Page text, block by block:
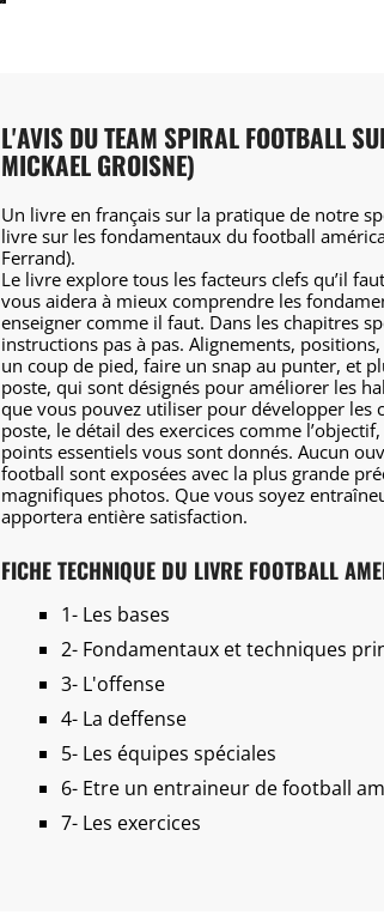
L'AVIS DU TEAM SPIRAL FOOTBALL
MICKAEL GROISNE)
Un livre en français sur la pratique de notre
livre sur les fondamentaux du football
Ferrand).
Le livre explore tous les facteurs clefs qu’il
vous aidera à mieux comprendre les
enseigner comme il faut. Dans les chapitres
instructions pas à pas. Alignements,
un coup de pied, faire un snap au punter, et
poste, qui sont désignés pour améliorer les
que vous pouvez utiliser pour développer les
poste, le détail des exercices comme
points essentiels vous sont donnés. Aucun
football sont exposées avec la plus grande
magnifiques photos. Que vous soyez
apportera entière satisfaction.
FICHE TECHNIQUE DU LIVRE FOOTBALL
1- Les bases
2- Fondamentaux et techniques
3- L'offense
4- La deffense
5- Les équipes spéciales
6- Etre un entraineur de football
7- Les exercices